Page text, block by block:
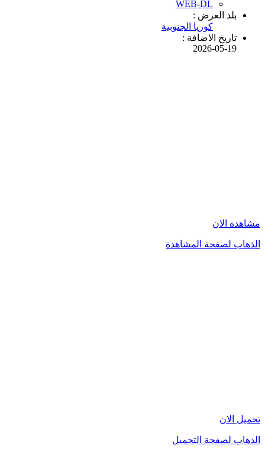
WEB-DL
بلد العرض :
كوريا الجنوبية
تاريخ الاضافة :
2026-05-19
مشاهدة الان
الذهاب لصفحة المشاهدة
تحميل الان
الذهاب لصفحة التحميل